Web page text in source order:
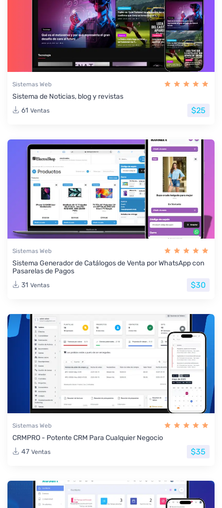
Sistemas Web
Sistema de Noticias, blog y revistas
61 Ventas $25
Sistemas Web
Sistema Generador de Catálogos de Venta por WhatsApp con
Pasarelas de Pagos
31 Ventas $30
Sistemas Web
CRMPRO - Potente CRM Para Cualquier Negocio
47 Ventas $35